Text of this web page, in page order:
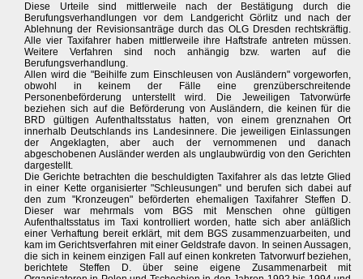
Diese Urteile sind mittlerweile nach der Bestätigung durch die
Berufungsverhandlungen vor dem Landgericht Görlitz und nach der
Ablehnung der Revisionsanträge durch das OLG Dresden rechtskräftig.
Alle vier Taxifahrer haben mittlerweile ihre Haftstrafe antreten müssen.
Weitere Verfahren sind noch anhängig bzw. warten auf die
Berufungsverhandlung.
Allen wird die "Beihilfe zum Einschleusen von Ausländern" vorgeworfen,
obwohl in keinem der Fälle eine grenzüberschreitende
Personenbeförderung unterstellt wird. Die Jeweiligen Tatvorwürfe
beziehen sich auf die Beförderung von Ausländern, die keinen für die
BRD gültigen Aufenthaltsstatus hatten, von einem grenznahen Ort
innerhalb Deutschlands ins Landesinnere. Die jeweiligen Einlassungen
der Angeklagten, aber auch der vernommenen und danach
abgeschobenen Ausländer werden als unglaubwürdig von den Gerichten
dargestellt.
Die Gerichte betrachten die beschuldigten Taxifahrer als das letzte Glied
in einer Kette organisierter "Schleusungen" und berufen sich dabei auf
den zum "Kronzeugen" beförderten ehemaligen Taxifahrer Steffen D.
Dieser war mehrmals vom BGS mit Menschen ohne gültigen
Aufenthaltsstatus im Taxi kontrolliert worden, hatte sich aber anläßlich
einer Verhaftung bereit erklärt, mit dem BGS zusammenzuarbeiten, und
kam im Gerichtsverfahren mit einer Geldstrafe davon. In seinen Aussagen,
die sich in keinem einzigen Fall auf einen konkreten Tatvorwurf beziehen,
berichtete Steffen D. über seine eigene Zusammenarbeit mit